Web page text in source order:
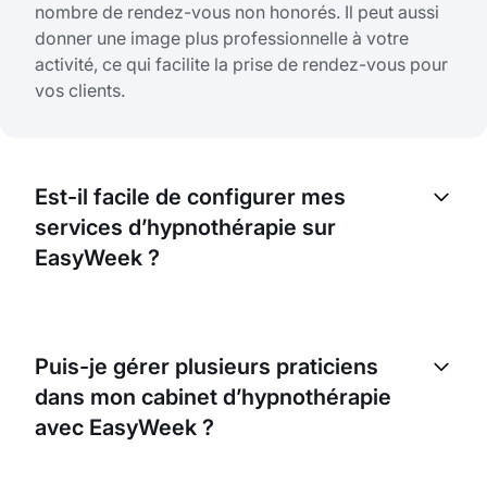
nombre de rendez-vous non honorés. Il peut aussi
donner une image plus professionnelle à votre
activité, ce qui facilite la prise de rendez-vous pour
vos clients.
Est-il facile de configurer mes
services d’hypnothérapie sur
EasyWeek ?
plateforme aux besoins de votre activité,
notamment en définissant vos disponibilités, les
services proposés et les tarifs.
Puis-je gérer plusieurs praticiens
dans mon cabinet d’hypnothérapie
avec EasyWeek ?